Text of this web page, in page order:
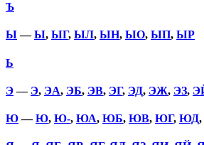
Ъ
Ы—Ы, ЫГ, ЫЛ, ЫН, ЫО, ЫП, ЫР
Ь
Э— Э, ЭА, ЭБ, ЭВ, ЭГ, ЭД, ЭЖ, ЭЗ,
Ю—Ю, Ю-, ЮА, ЮБ, ЮВ, ЮГ, ЮД,